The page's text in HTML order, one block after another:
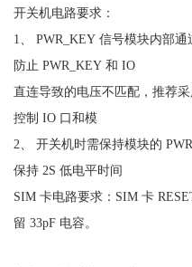
开关机电路要求：
1、 PWR_KEY 信号模块内部
防止 PWR_KEY 和 IO
直连导致的电压不匹配，推荐
控制 IO 口和模
2、 开关机时需保持模块的
保持 2S 低电平时间
SIM 卡电路要求：SIM 卡
留 33pF 电容。